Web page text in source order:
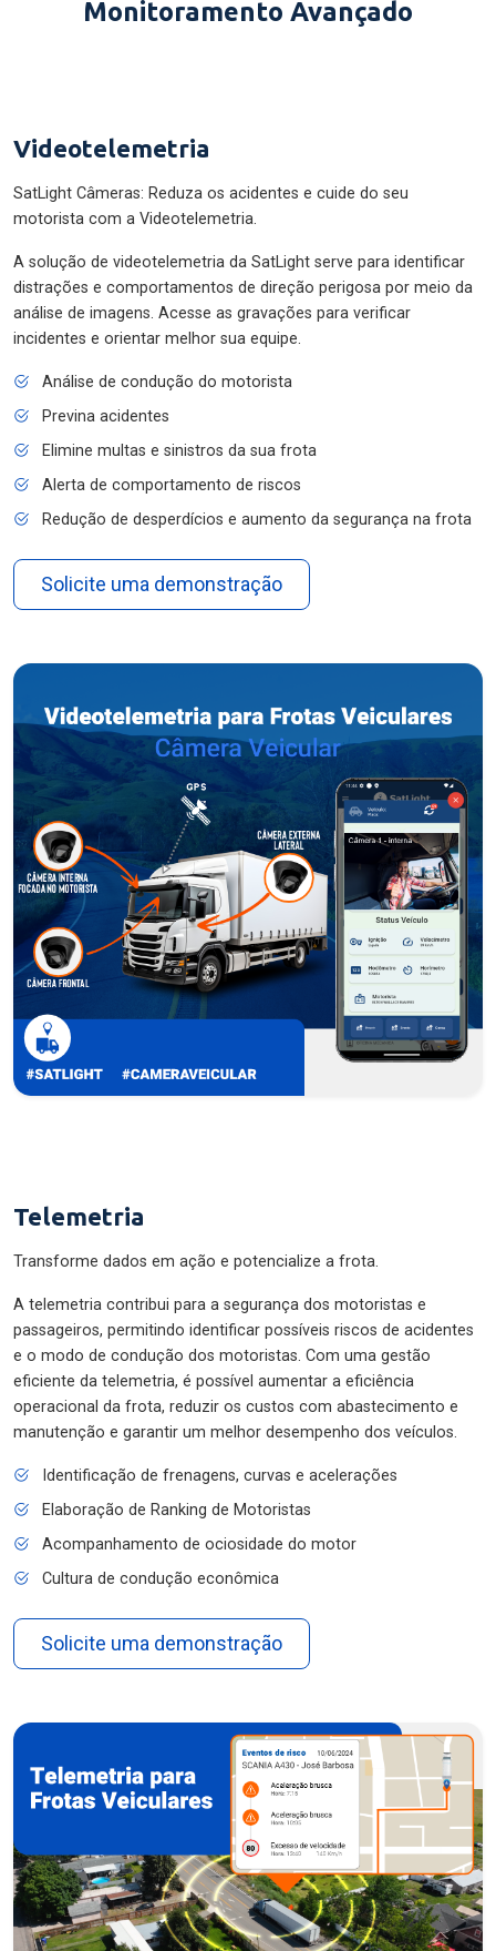
Monitoramento Avançado
Videotelemetria
SatLight Câmeras: Reduza os acidentes e cuide do seu
motorista com a Videotelemetria.
A solução de videotelemetria da SatLight serve para identificar
distrações e comportamentos de direção perigosa por meio da
análise de imagens. Acesse as gravações para verificar
incidentes e orientar melhor sua equipe.
Análise de condução do motorista
Previna acidentes
Elimine multas e sinistros da sua frota
Alerta de comportamento de riscos
Redução de desperdícios e aumento da segurança na frota
Solicite uma demonstração
Telemetria
Transforme dados em ação e potencialize a frota.
A telemetria contribui para a segurança dos motoristas e
passageiros, permitindo identificar possíveis riscos de acidentes
e o modo de condução dos motoristas. Com uma gestão
eficiente da telemetria, é possível aumentar a eficiência
operacional da frota, reduzir os custos com abastecimento e
manutenção e garantir um melhor desempenho dos veículos.
Identificação de frenagens, curvas e acelerações
Elaboração de Ranking de Motoristas
Acompanhamento de ociosidade do motor
Cultura de condução econômica
Solicite uma demonstração